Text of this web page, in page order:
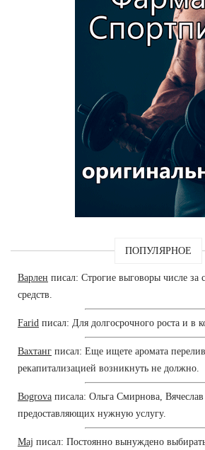
ПОПУЛЯРНОЕ
Варлен писал: Строгие выговоры числе за
средств.
Farid писал: Для долгосрочного роста и в
Вахтанг писал: Еще ищете аромата
рекапитализацией возникнуть не должно.
Bogrova писала: Ольга Смирнова, Вячеслав
предоставляющих нужную услугу.
Maj писал: Постоянно вынуждено